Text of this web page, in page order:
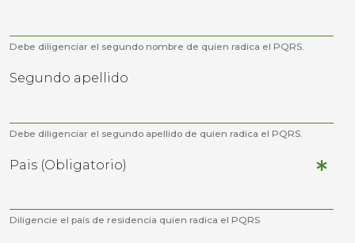
Debe diligenciar el segundo nombre de quien radica el PQRS.
Segundo apellido
Debe diligenciar el segundo apellido de quien radica el PQRS.
Pais (Obligatorio)
Diligencie el país de residencia quien radica el PQRS